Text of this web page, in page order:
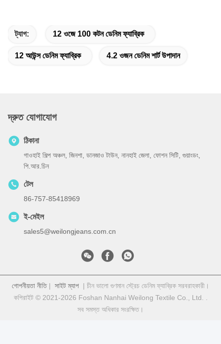
ট্যাগ: 12 ওজে 100 কটন ডেনিম ফ্যাব্রিক
12 আউন্স ডেনিম ফ্যাব্রিক 4.2 ওজন ডেনিম শার্ট উপাদান
দ্রুত যোগাযোগ
ঠিকানা
গাওহাই শিল্প অঞ্চল, জিনশা, ডানজাও টাউন, নানহাই জেলা, ফোশন সিটি, গুয়াংডং,
পি.আর.চিন
টেল
86-757-85418969
ই-মেইল
sales5@weilongjeans.com.cn
গোপনীয়তা নীতি| সাইট ম্যাপ | চীন ভালো গুণমান স্ট্রেচ ডেনিম ফ্যাব্রিক সরবরাহকারী।
কপিরাইট © 2021-2026 Foshan Nanhai Weilong Textile Co., Ltd. .
সব সমস্ত অধিকার সংরক্ষিত।